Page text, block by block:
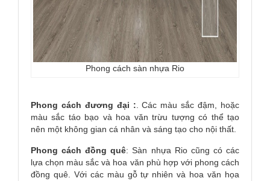
Phong cách sàn nhựa Rio
Phong cách đương đại : . Các màu sắc đậm, hoặc
màu sắc táo bạo và hoa văn trừu tượng có thể tạo
nên một không gian cá nhân và sáng tạo cho nội thất.
Phong cách đồng quê: Sàn nhựa Rio cũng có các
lựa chọn màu sắc và hoa văn phù hợp với phong cách
đồng quê. Với các màu gỗ tự nhiên và hoa văn họa